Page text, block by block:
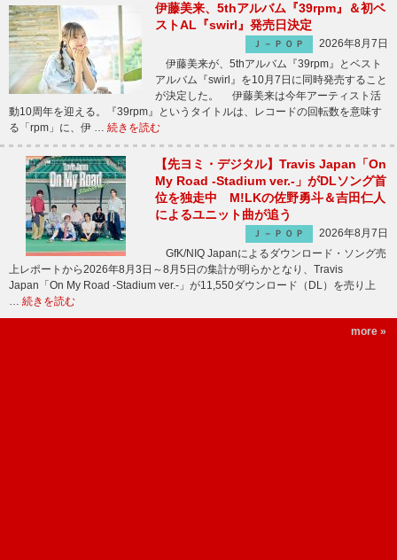
伊藤美来、5thアルバム『39rpm』＆初ベ
ストAL『swirl』発売日決定
Ｊ－ＰＯＰ
2026年8月7日
伊藤美来が、5thアルバム『39rpm』とベスト
アルバム『swirl』を10月7日に同時発売すること
が決定した。 伊藤美来は今年アーティスト活
動10周年を迎える。『39rpm』というタイトルは、レコードの回転数を意味す
る「rpm」に、伊 … 続きを読む
【先ヨミ・デジタル】Travis Japan「On
My Road -Stadium ver.-」がDLソング首
位を独走中 M!LKの佐野勇斗＆吉田仁人
によるユニット曲が追う
Ｊ－ＰＯＰ
2026年8月7日
GfK/NIQ Japanによるダウンロード・ソング売
上レポートから2026年8月3日～8月5日の集計が明らかとなり、Travis
Japan「On My Road -Stadium ver.-」が11,550ダウンロード（DL）を売り上
… 続きを読む
more »